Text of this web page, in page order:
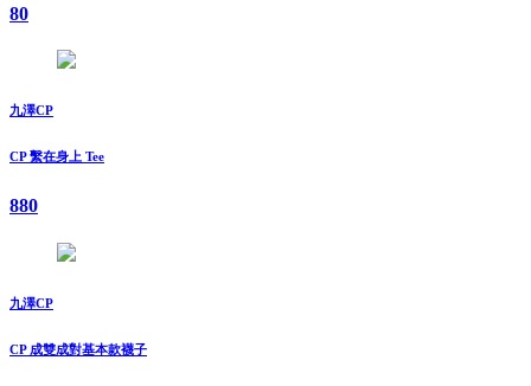
80
九澤CP
CP 繫在身上 Tee
880
九澤CP
CP 成雙成對基本款襪子